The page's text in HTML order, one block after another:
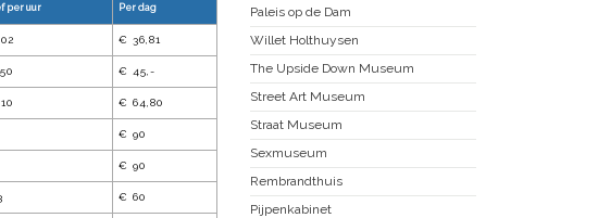
per uur Per dag
€ 36,81
€ 45,-
€ 64,80
€ 90
€ 90
€ 60
Paleis op de Dam
Willet Holthuysen
The Upside Down Museum
Street Art Museum
Straat Museum
Sexmuseum
Rembrandthuis
Pijpenkabinet